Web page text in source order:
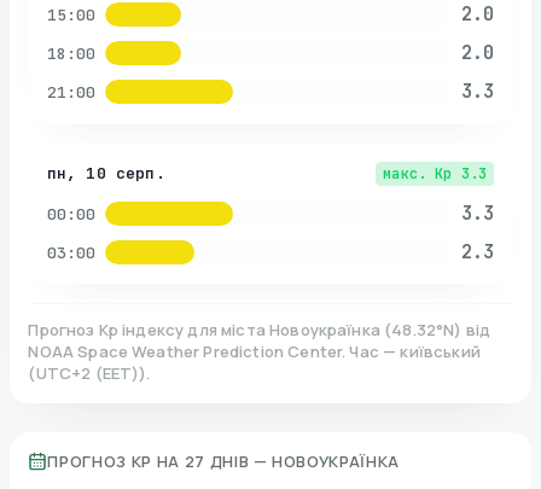
15:00 2.0
18:00 2.0
21:00 3.3
пн, 10 серп. макс. Kp 3.3
00:00 3.3
03:00 2.3
Прогноз Kp індексу для міста Новоукраїнка (48.32°N) від
NOAA Space Weather Prediction Center. Час — київський
(UTC+2 (EET)).
ПРОГНОЗ KP НА 27 ДНІВ — НОВОУКРАЇНКА